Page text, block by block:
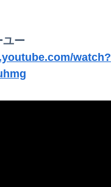
ユー
watch?